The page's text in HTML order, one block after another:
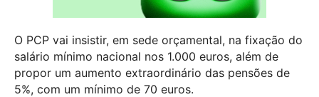
O PCP vai insistir, em sede orçamental, na fixação do
salário mínimo nacional nos 1.000 euros, além de
propor um aumento extraordinário das pensões de
5%, com um mínimo de 70 euros.